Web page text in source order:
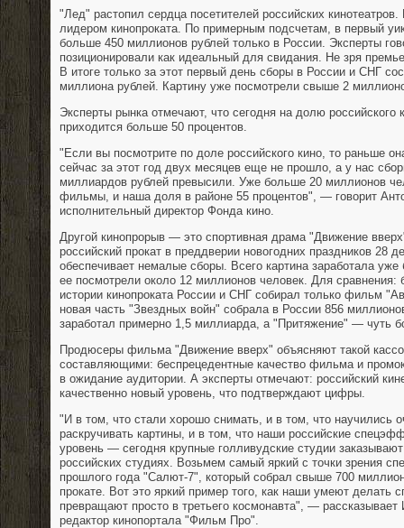
"Лед" растопил сердца посетителей российских
лидером кинопроката. По примерным подсчетам, в первый
больше 450 миллионов рублей только в России. Эксперты
позиционировали как идеальный для свидания. Не зря
В итоге только за этот первый день сборы в России и СНГ
миллиона рублей. Картину уже посмотрели свыше 2
Эксперты рынка отмечают, что сегодня на долю российского
приходится больше 50 процентов.
"Если вы посмотрите по доле российского кино, то раньше
сейчас за этот год двух месяцев еще не прошло, а у нас
миллиардов рублей превысили. Уже больше 20 миллионов
фильмы, и наша доля в районе 55 процентов", — говорит
исполнительный директор Фонда кино.
Другой кинопрорыв — это спортивная драма "Движение
российский прокат в преддверии новогодних праздников 28
обеспечивает немалые сборы. Всего картина заработала
ее посмотрели около 12 миллионов человек. Для сравнения:
истории кинопроката России и СНГ собирал только фильм
новая часть "Звездных войн" собрала в России 856
заработал примерно 1,5 миллиарда, а "Притяжение" — чуть
Продюсеры фильма "Движение вверх" объясняют такой
составляющими: беспрецедентные качество фильма и
в ожидание аудитории. А эксперты отмечают: российский
качественно новый уровень, что подтверждают цифры.
"И в том, что стали хорошо снимать, и в том, что научились
раскручивать картины, и в том, что наши российские
уровень — сегодня крупные голливудские студии
российских студиях. Возьмем самый яркий с точки зрения
прошлого года "Салют-7", который собрал свыше 700
прокате. Вот это яркий пример того, как наши умеют делать
превращают просто в третьего космонавта", —
редактор кинопортала "Фильм Про".